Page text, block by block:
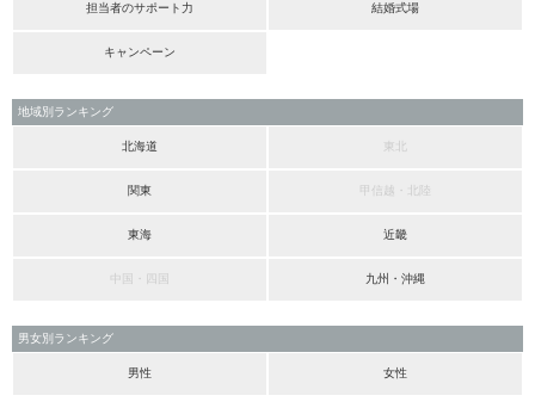
担当者のサポート力 結婚式場
キャンペーン
地域別ランキング
北海道 東北
関東 甲信越・北陸
東海 近畿
中国・四国 九州・沖縄
男女別ランキング
男性 女性